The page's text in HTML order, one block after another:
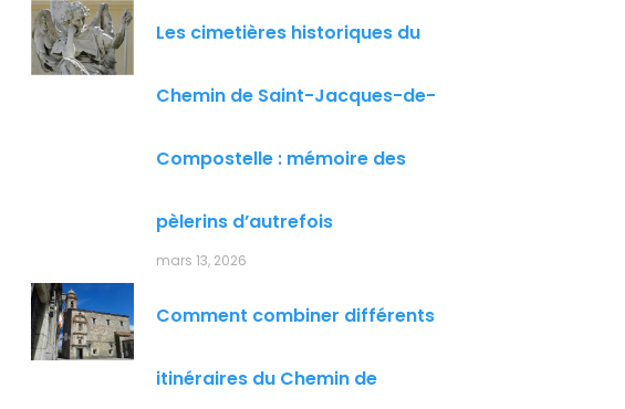
Les cimetières historiques du
Chemin de Saint-Jacques-de-
Compostelle : mémoire des
pèlerins d’autrefois
mars 13, 2026
Comment combiner différents
itinéraires du Chemin de